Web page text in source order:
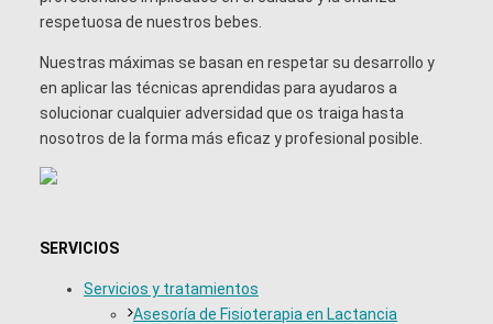
respetuosa de nuestros bebes.
Nuestras máximas se basan en respetar su desarrollo y
en aplicar las técnicas aprendidas para ayudaros a
solucionar cualquier adversidad que os traiga hasta
nosotros de la forma más eficaz y profesional posible.
SERVICIOS
Servicios y tratamientos
Asesoría de Fisioterapia en Lactancia